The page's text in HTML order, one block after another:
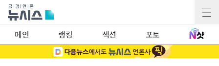
메인 랭킹 섹션 포토